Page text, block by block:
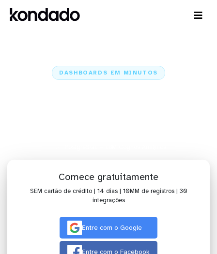
DASHBOARDS EM MINUTOS
Comece gratuitamente
SEM cartão de crédito | 14 dias | 10MM de registros | 30
integrações
Entre com o Google
Entre com o Facebook